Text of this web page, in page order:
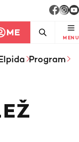
ME MENU
Program